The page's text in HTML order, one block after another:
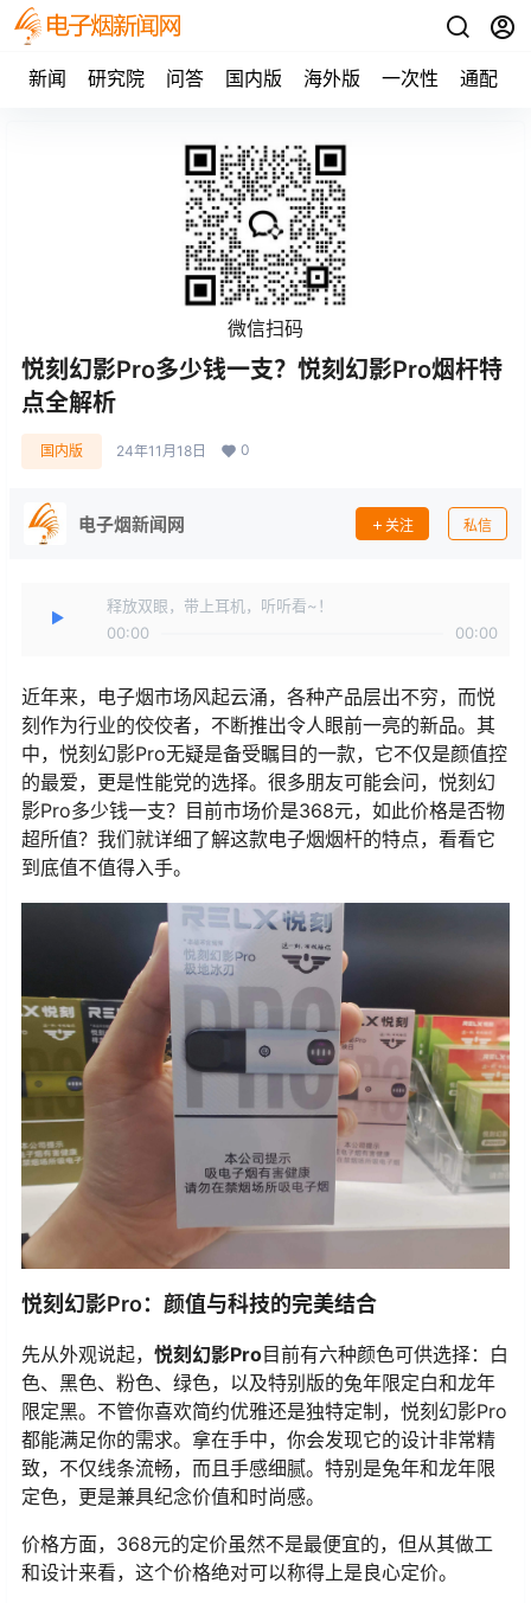
新闻 研究院 问答 国内版 海外版 一次性 通配
微信扫码
悦刻幻影Pro多少钱一支？悦刻幻影Pro烟杆特
点全解析
国内版 24年11月18日 0
电子烟新闻网 关注 私信
释放双眼，带上耳机，听听看~！
00:00
00:00
近年来，电子烟市场风起云涌，各种产品层出不穷，而悦
刻作为行业的佼佼者，不断推出令人眼前一亮的新品。其
中，悦刻幻影Pro无疑是备受瞩目的一款，它不仅是颜值控
的最爱，更是性能党的选择。很多朋友可能会问，悦刻幻
影Pro多少钱一支？目前市场价是368元，如此价格是否物
超所值？我们就详细了解这款电子烟烟杆的特点，看看它
到底值不值得入手。
悦刻幻影Pro：颜值与科技的完美结合
先从外观说起， 悦刻幻影Pro目前有六种颜色可供选择：白
色、黑色、粉色、绿色，以及特别版的兔年限定白和龙年
限定黑。不管你喜欢简约优雅还是独特定制，悦刻幻影Pro
都能满足你的需求。拿在手中，你会发现它的设计非常精
致，不仅线条流畅，而且手感细腻。特别是兔年和龙年限
定色，更是兼具纪念价值和时尚感。
价格方面，368元的定价虽然不是最便宜的，但从其做工
和设计来看，这个价格绝对可以称得上是良心定价。